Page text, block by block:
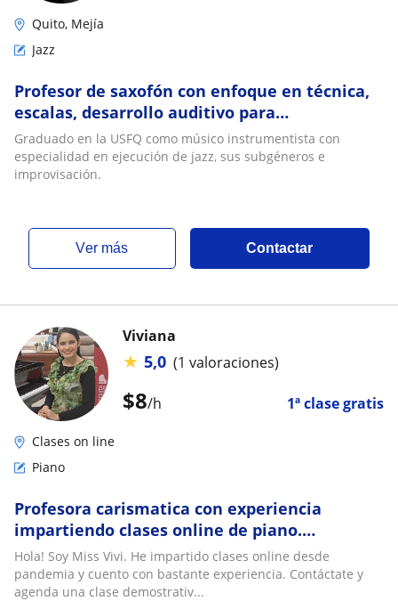
Quito, Mejía
Jazz
Profesor de saxofón con enfoque en técnica,
escalas, desarrollo auditivo para
improvisación
Graduado en la USFQ como músico instrumentista con
especialidad en ejecución de jazz, sus subgéneros e
improvisación.
ver más Contactar
$8/h 1ª clase gratis
Viviana
★ 5,0 (1 valoraciones)
Clases on line
Piano
Profesora carismatica con experiencia
impartiendo clases online de piano.
Contáctate y solicita una clase de prueba
Hola! Soy Miss Vivi. He impartido clases online desde
pandemia y cuento con bastante experiencia. Contáctate y
agenda una clase demostrativ...